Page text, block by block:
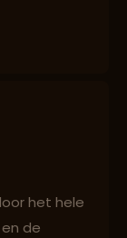
het hele
de